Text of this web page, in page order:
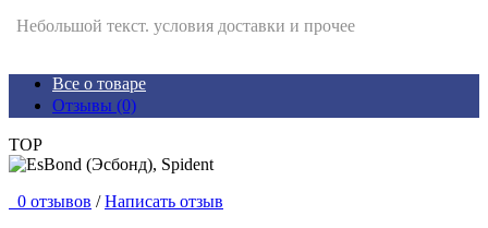
Небольшой текст. условия доставки и прочее
Все о товаре
Отзывы (0)
TOP
0 отзывов / Написать отзыв